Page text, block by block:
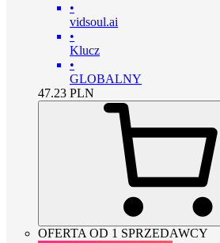
•
vidsoul.ai
•
Klucz
•
GLOBALNY
47.23 PLN
OFERTA OD 1 SPRZEDAWCY